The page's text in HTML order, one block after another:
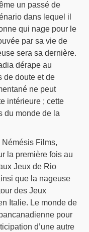
un passé de
dans lequel il
qui nage pour le
par sa vie de
sera sa dernière.
dérape au
de doute et de
ne peut
intérieure ; cette
du monde de la
Films,
la première fois au
Jeux de Rio
que la nageuse
des Jeux
Italie. Le monde de
pour
d’une autre